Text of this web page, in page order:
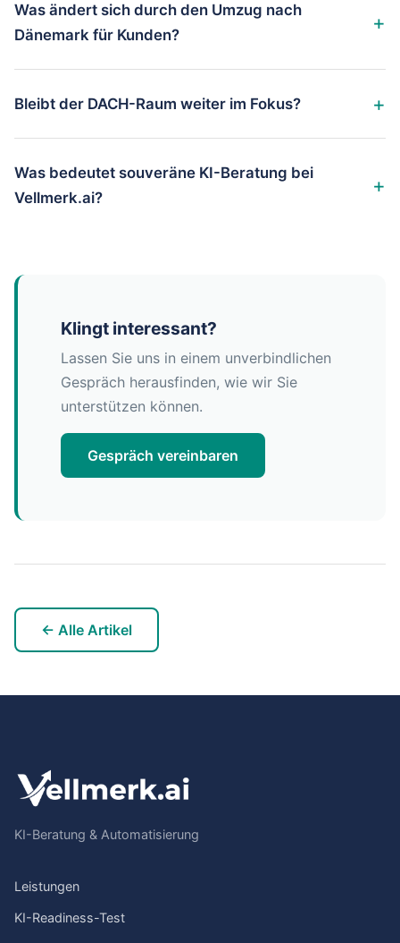
Was ändert sich durch den Umzug nach
Dänemark für Kunden?
Bleibt der DACH-Raum weiter im Fokus?
Was bedeutet souveräne KI-Beratung bei
Vellmerk.ai?
Klingt interessant?
Lassen Sie uns in einem unverbindlichen
Gespräch herausfinden, wie wir Sie
unterstützen können.
Gespräch vereinbaren
← Alle Artikel
KI-Beratung & Automatisierung
Leistungen
KI-Readiness-Test